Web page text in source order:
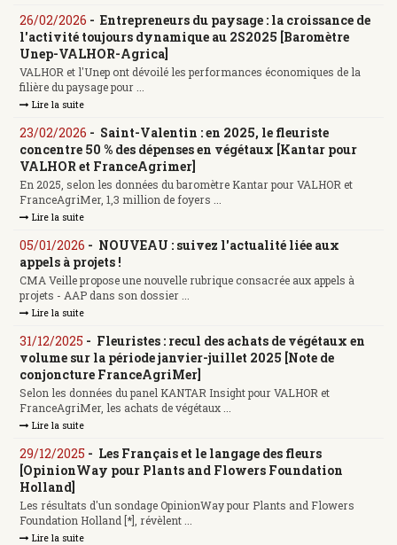
26/02/2026 - Entrepreneurs du paysage : la croissance de
l'activité toujours dynamique au 2S2025 [Baromètre
Unep-VALHOR-Agrica]
VALHOR et l'Unep ont dévoilé les performances économiques de la
filière du paysage pour ...
Lire la suite
23/02/2026 - Saint-Valentin : en 2025, le fleuriste
concentre 50 % des dépenses en végétaux [Kantar pour
VALHOR et FranceAgrimer]
En 2025, selon les données du baromètre Kantar pour VALHOR et
FranceAgriMer, 1,3 million de foyers ...
Lire la suite
05/01/2026 - NOUVEAU : suivez l'actualité liée aux
appels à projets !
CMA Veille propose une nouvelle rubrique consacrée aux appels à
projets - AAP dans son dossier ...
Lire la suite
31/12/2025 - Fleuristes : recul des achats de végétaux en
volume sur la période janvier-juillet 2025 [Note de
conjoncture FranceAgriMer]
Selon les données du panel KANTAR Insight pour VALHOR et
FranceAgriMer, les achats de végétaux ...
Lire la suite
29/12/2025 - Les Français et le langage des fleurs
[OpinionWay pour Plants and Flowers Foundation
Holland]
Les résultats d'un sondage OpinionWay pour Plants and Flowers
Foundation Holland [*], révèlent ...
Lire la suite